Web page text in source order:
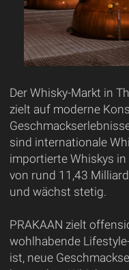
Der Whisky-Markt in
zielt auf moderne
sind internationale
importierte Whiskys
von rund 11,43
und wächst stetig.
PRAKAAN zielt
wohlhabende
ist, neue